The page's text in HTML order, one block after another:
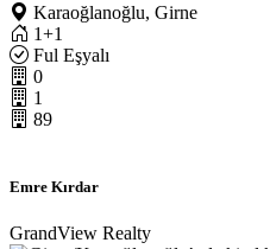
Karaoğlanoğlu, Girne
1+1
Ful Eşyalı
0
1
89
Emre Kırdar
GrandView Realty